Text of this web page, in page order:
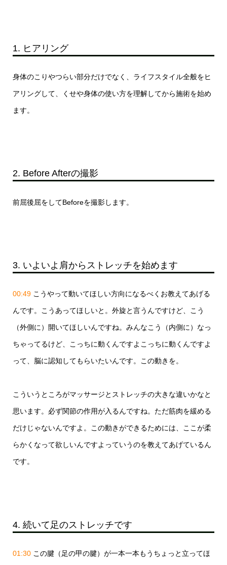
1. ヒアリング
身体のこりやつらい部分だけでなく、ライフスタイル全般をヒ
アリングして、くせや身体の使い方を理解してから施術を始め
ます。
2. Before Afterの撮影
前屈後屈をしてBeforeを撮影します。
3. いよいよ肩からストレッチを始めます
00:49こうやって動いてほしい方向になるべくお教えてあげる
んです。こうあってほしいと。外旋と言うんですけど、こう
（外側に）開いてほしいんですね。みんなこう（内側に）なっ
ちゃってるけど、こっちに動くんですよこっちに動くんですよ
って、脳に認知してもらいたいんです。この動きを。
こういうところがマッサージとストレッチの大きな違いかなと
思います。必ず関節の作用が入るんですね。ただ筋肉を緩める
だけじゃないんですよ。この動きができるためには、ここが柔
らかくなって欲しいんですよっていうのを教えてあげているん
です。
4. 続いて足のストレッチです
01:30この腱（足の甲の腱）が一本一本もうちょっと立ってほ